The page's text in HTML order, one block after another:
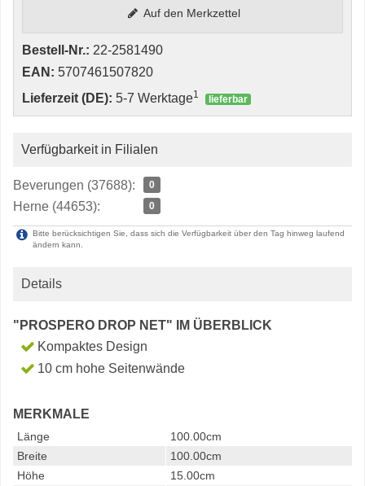
Auf den Merkzettel
Bestell-Nr.: 22-2581490
EAN: 5707461507820
Lieferzeit (DE): 5-7 Werktage1 lieferbar
Verfügbarkeit in Filialen
Beverungen (37688): 0
Herne (44653): 0
Bitte berücksichtigen Sie, dass sich die Verfügbarkeit über den Tag hinweg laufend
ändern kann.
Details
"PROSPERO DROP NET" IM ÜBERBLICK
Kompaktes Design
10 cm hohe Seitenwände
MERKMALE
Länge
100.00cm
Breite
100.00cm
Höhe
15.00cm